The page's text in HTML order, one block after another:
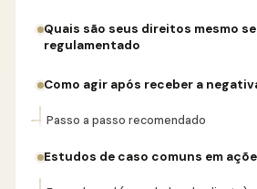
Quais são seus direitos mesmo
regulamentado
Como agir após receber a
Passo a passo recomendado
Estudos de caso comuns em